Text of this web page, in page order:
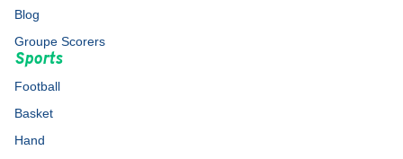
Blog
Groupe Scorers
Sports
Football
Basket
Hand